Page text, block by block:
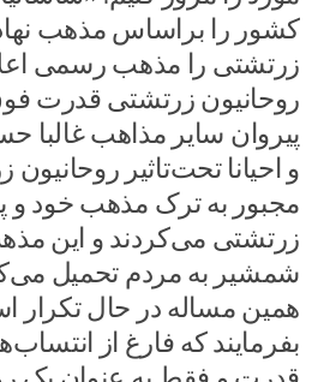
کشور را براساس مذهب
زرتشتی را مذهب رسمی
روحانیون زرتشتی قدرت
پیروان سایر مذاهب غالبا
و احیانا تحت‌تاثیر
مجبور به ترک مذهب خود و
زرتشتی می‌کردند و این
شمشیر به مردم تحمیل
همین مساله در حال تکرار
بفرمایند که فارغ از